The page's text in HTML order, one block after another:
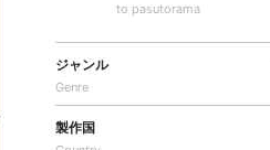
to pasutorama
ジャンル
Genre
製作国